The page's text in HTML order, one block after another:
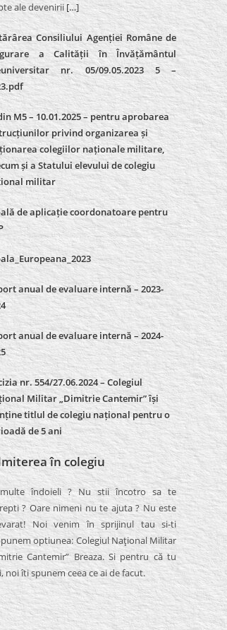
ale devenirii […]
Consiliului Agenției Române de
a Calității în Învățământul
nr. 05/09.05.2023 5 –
M5 – 10.01.2025 – pentru aprobarea
privind organizarea și
colegiilor naționale militare,
și a Statului elevului de colegiu
militar
de aplicație coordonatoare pentru
anual de evaluare internă – 2023-
anual de evaluare internă –2024-
nr. 554/27.06.2024 – Colegiul
Militar „Dimitrie Cantemir” își
titlul de colegiu național pentru o
de 5 ani
în colegiu
îndoieli ? Nu stii încotro sa te
? Oare nimeni nu te ajuta ? Nu este
Noi venim în sprijinul tau si-ti
optiunea: Colegiul Naţional Militar
Cantemir” Breaza. Si pentru că tu
noi îti spunem ceea ce ai de facut.